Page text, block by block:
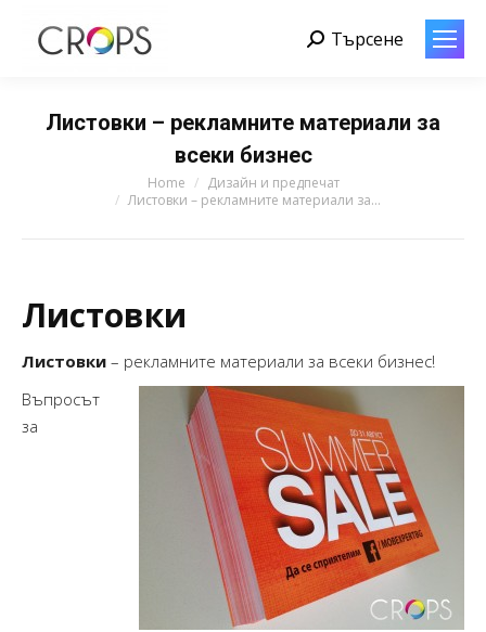
Search:
Търсене
Листовки – рекламните материали за
всеки бизнес
Home
Дизайн и предпечат
Листовки – рекламните материали за…
Листовки
Листовки – рекламните материали за всеки бизнес!
Въпросът
за